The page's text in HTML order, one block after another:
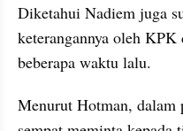
Diketahui Nadiem juga
keterangannya oleh
beberapa waktu lalu.
Menurut Hotman, dalam